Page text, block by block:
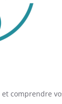
comprendre